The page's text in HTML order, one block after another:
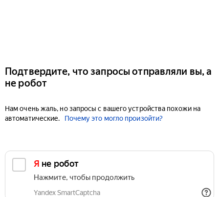
Подтвердите, что запросы отправляли вы, а
не робот
Нам очень жаль, но запросы с вашего устройства похожи на
автоматические.
Почему это могло произойти?
Я не робот
Нажмите, чтобы продолжить
Yandex SmartCaptcha